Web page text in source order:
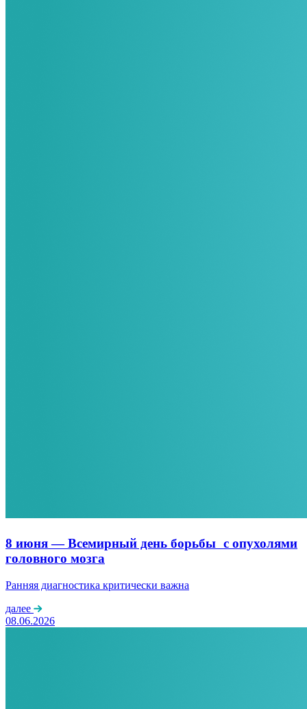
8 июня — Всемирный день борьбы с опухолями
головного мозга
Ранняя диагностика критически важна
далее
08.06.2026